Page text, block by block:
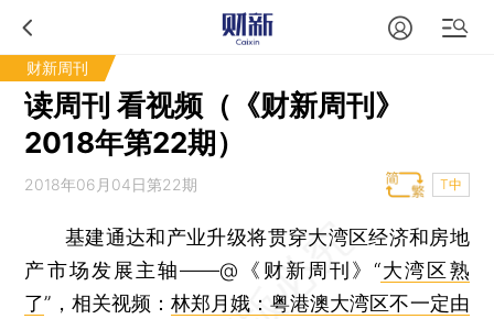
财新周刊
读周刊 看视频（《财新周刊》
2018年第22期）
2018年06月04日第22期 T中
基建通达和产业升级将贯穿大湾区经济和房地
产市场发展主轴——@《财新周刊》“大湾区熟
了”，相关视频： 林郑月娥：粤港澳大湾区不一定由